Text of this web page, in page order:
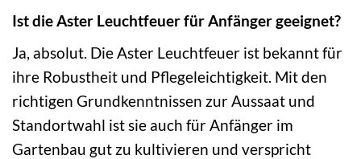
Ist die Aster Leuchtfeuer für Anfänger geeignet?
Ja, absolut. Die Aster Leuchtfeuer ist bekannt für
ihre Robustheit und Pflegeleichtigkeit. Mit den
richtigen Grundkenntnissen zur Aussaat und
Standortwahl ist sie auch für Anfänger im
Gartenbau gut zu kultivieren und verspricht